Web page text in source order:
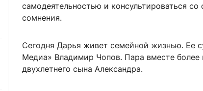
самодеятельностью и консультироваться
сомнения.
Сегодня Дарья живет семейной жизнью. Ее
Медиа» Владимир Чопов. Пара вместе более
двухлетнего сына Александра.